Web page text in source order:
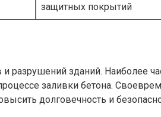
защитных покрытий
зданий. Наиболее
заливки бетона.
долговечность и